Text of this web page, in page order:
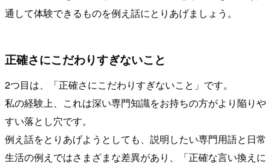
通して体験できるものを例え話にとりあげましょう。
正確さにこだわりすぎないこと
2つ目は、「正確さにこだわりすぎないこと」です。
私の経験上、これは深い専門知識をお持ちの方がより陥りや
すい落とし穴です。
例え話をとりあげようとしても、説明したい専門用語と日常
生活の例えではさまざまな差異があり、「正確な言い換えに